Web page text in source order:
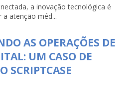
a inovação tecnológica é
a atenção méd...
AS OPERAÇÕES DE
UM CASO DE
SCRIPTCASE